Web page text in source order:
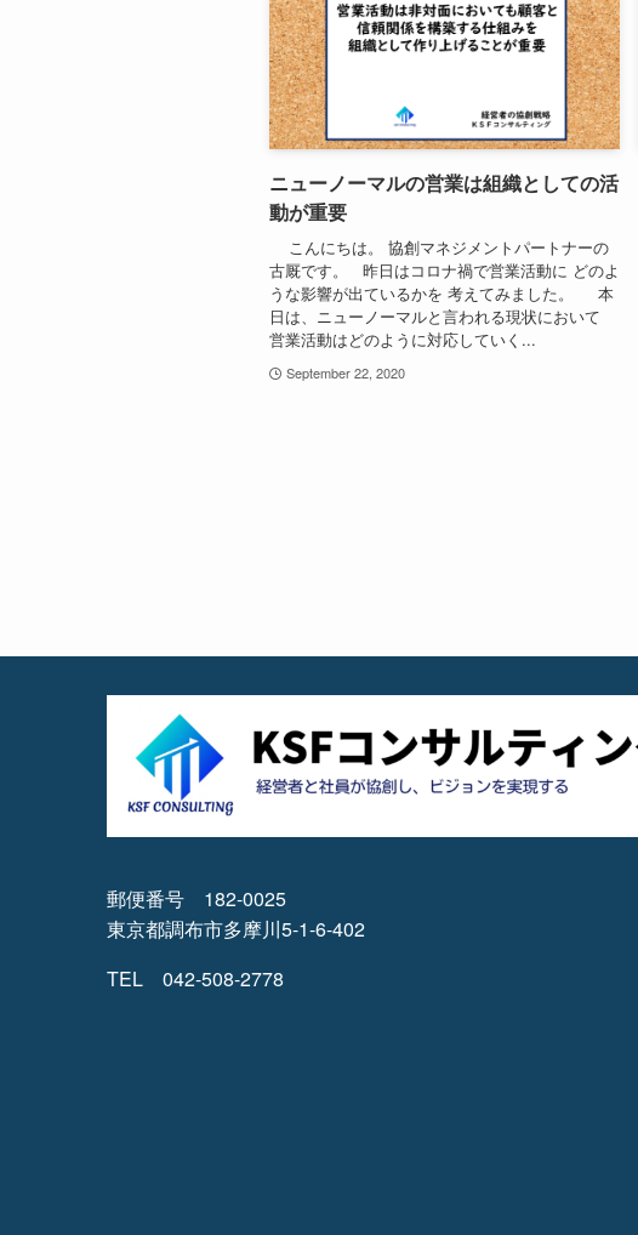
ニューノーマルの営業は組織としての活
動が重要
こんにちは。 協創マネジメントパートナーの
古厩です。 昨日はコロナ禍で営業活動に どのよ
うな影響が出ているかを 考えてみました。 本
日は、ニューノーマルと言われる現状において
営業活動はどのように対応していく...
September 22, 2020
郵便番号 182-0025
東京都調布市多摩川5-1-6-402
TEL 042-508-2778